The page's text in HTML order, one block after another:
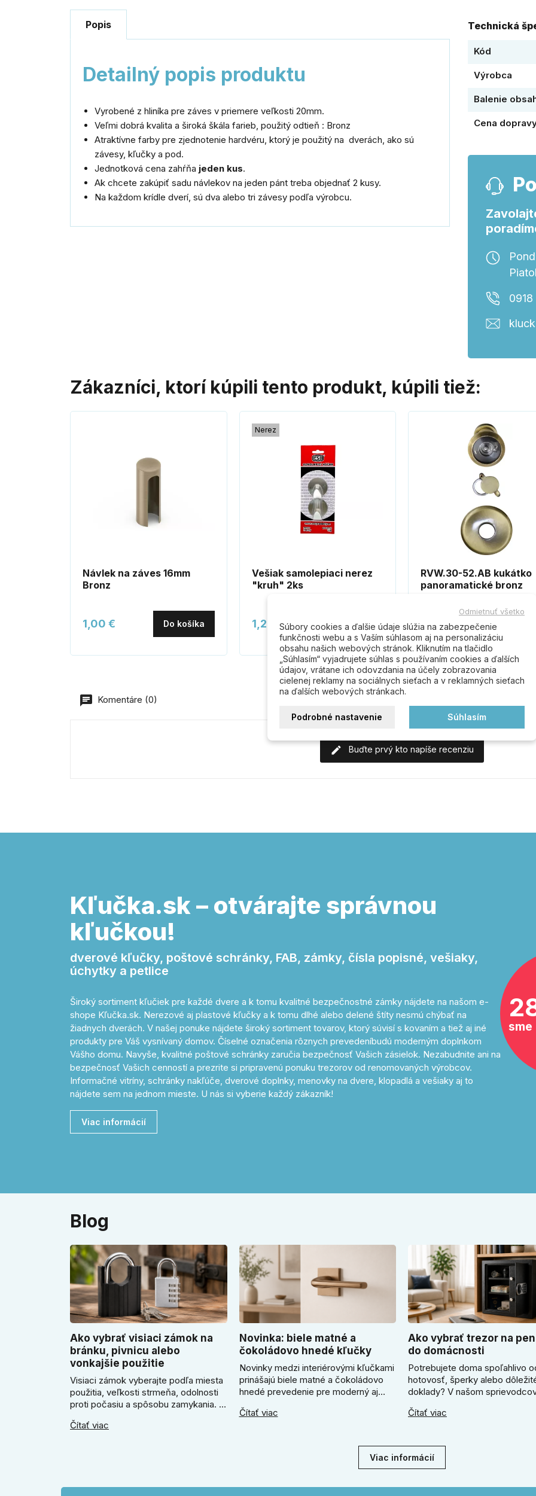
Popis
Detailný popis produktu
Vyrobené z hliníka pre záves v priemere veľkosti 20mm.
Veľmi dobrá kvalita a široká škála farieb, použitý odtieň : Bronz
Atraktívne farby pre zjednotenie hardvéru, ktorý je použitý na dverách, ako sú
závesy, kľučky a pod.
Jednotková cena zahŕňa jeden kus.
Ak chcete zakúpiť sadu návlekov na jeden pánt treba objednať 2 kusy.
Na každom krídle dverí, sú dva alebo tri závesy podľa výrobcu.
Technická
Kód
Výrobca
Balenie
Cena
Zákazníci, ktorí kúpili tento produkt, kúpili tiež:
Návlek na záves 16mm
Bronz
1,00 € Do košíka
Nerez
Vešiak samolepiaci nerez
"kruh" 2ks
1,20 € Do košíka
RVW.30-52.AB kukátko
panoramatické bronz
5,40 €
Komentáre (0)
Buďte prvý kto napíše recenziu
Kľučka.sk – otvárajte správnou
kľučkou!
dverové kľučky, poštové schránky, FAB, zámky, čísla popisné, vešiaky,
úchytky a petlice
Široký sortiment kľučiek pre každé dvere a k tomu kvalitné bezpečnostné zámky nájdete na našom e-
shope Kľučka.sk. Nerezové aj plastové kľučky a k tomu dlhé alebo delené štíty nesmú chýbať na
žiadnych dverách. V našej ponuke nájdete široký sortiment tovarov, ktorý súvisí s kovaním a tiež aj iné
produkty pre Váš vysnívaný domov. Číselné označenia rôznych prevedeníbudú moderným doplnkom
Vášho domu. Navyše, kvalitné poštové schránky zaručia bezpečnosť Vašich zásielok. Nezabudnite ani na
bezpečnosť Vašich cenností a prezrite si pripravenú ponuku trezorov od renomovaných výrobcov.
Informačné vitríny, schránky nakľúče, dverové doplnky, menovky na dvere, klopadlá a vešiaky aj to
nájdete sem na jednom mieste. U nás si vyberie každý zákazník!
Viac informácií
Blog
Ako vybrať visiaci zámok na
bránku, pivnicu alebo
vonkajšie použitie
Visiaci zámok vyberajte podľa miesta
použitia, veľkosti strmeňa, odolnosti
proti počasiu a spôsobu zamykania. V
zámok na kľúč, kedy kódový visiaci
veľkosťou.
Čítať viac
Novinka: biele matné a
čokoládovo hnedé kľučky
Novinky medzi interiérovými kľučkami
prinášajú biele matné a čokoládovo
hnedé prevedenie pre moderný aj
poradíme, kedy zvoliť svetlú Super
okrúhlym a štvorcovým štítom. Nové
Čítať viac
Ako vybrať trezor na
do domácnosti
Potrebujete doma spoľahlivo
hotovosť, šperky alebo
doklady? V našom
Zistíte, či radšej zvoliť
ukotvenie.
Čítať viac
Viac informácií
Odmietnuť všetko
Súbory cookies a ďalšie údaje slúžia na zabezpečenie
funkčnosti webu a s Vaším súhlasom aj na personalizáciu
obsahu našich webových stránok. Kliknutím na tlačidlo
„Súhlasím“ vyjadrujete súhlas s používaním cookies a ďalších
údajov, vrátane ich odovzdania na účely zobrazovania
cielenej reklamy na sociálnych sieťach a v reklamných sieťach
na ďalších webových stránkach.
Podrobné nastavenie Súhlasím